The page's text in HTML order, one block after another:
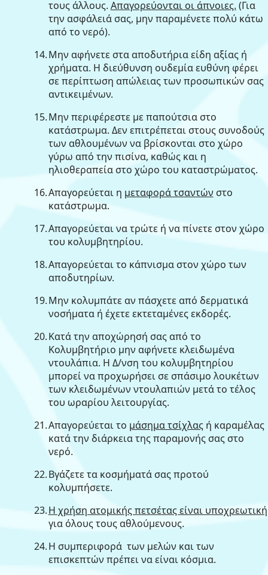
τους άλλους. Απαγορεύονται οι άπνοιες. (Για
την ασφάλειά σας, μην παραμένετε πολύ κάτω
από το νερό).
14.Μην αφήνετε στα αποδυτήρια είδη αξίας ή
χρήματα. Η διεύθυνση ουδεμία ευθύνη φέρει
σε περίπτωση απώλειας των προσωπικών σας
αντικειμένων.
15.Μην περιφέρεστε με παπούτσια στο
κατάστρωμα. Δεν επιτρέπεται στους συνοδούς
των αθλουμένων να βρίσκονται στο χώρο
γύρω από την πισίνα, καθώς και η
ηλιοθεραπεία στο χώρο του καταστρώματος.
16.Απαγορεύεται η μεταφορά τσαντών στο
κατάστρωμα.
17.Απαγορεύεται να τρώτε ή να πίνετε στον χώρο
του κολυμβητηρίου.
18.Απαγορεύεται το κάπνισμα στον χώρο των
αποδυτηρίων.
19.Μην κολυμπάτε αν πάσχετε από δερματικά
νοσήματα ή έχετε εκτεταμένες εκδορές.
20.Κατά την αποχώρησή σας από το
Κολυμβητήριο μην αφήνετε κλειδωμένα
ντουλάπια. Η Δ/νση του κολυμβητηρίου
μπορεί να προχωρήσει σε σπάσιμο λουκέτων
των κλειδωμένων ντουλαπιών μετά το τέλος
του ωραρίου λειτουργίας.
21.Απαγορεύεται το μάσημα τσίχλαςή καραμέλας
κατά την διάρκεια της παραμονής σας στo
νερό.
22.Βγάζετε τα κοσμήματά σας προτού
κολυμπήσετε.
23.Η χρήση ατομικής πετσέτας είναι υποχρεωτική
για όλους τους αθλούμενους.
24.Η συμπεριφορά των μελών και των
επισκεπτών πρέπει να είναι κόσμια.